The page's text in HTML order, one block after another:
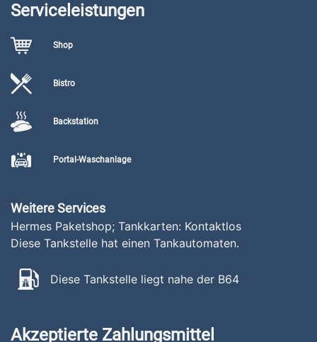
Serviceleistungen
Shop
Bistro
Backstation
Portal-Waschanlage
Weitere Services
Hermes Paketshop; Tankkarten: Kontaktlos
Diese Tankstelle hat einen Tankautomaten.
Diese Tankstelle liegt nahe der B64
Akzeptierte Zahlungsmittel